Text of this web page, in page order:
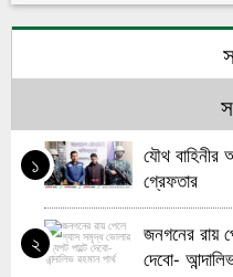
মহিলা দলের
জাতীয়
হোসেন স্মরণ
ভোলায়
৯ ভোলায়
১
যৌথ বাহিনীর
গ্রেফতার
২
জনগনের রায়
দেবো-